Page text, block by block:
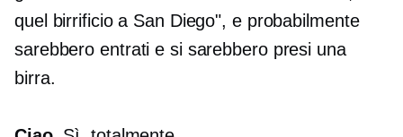
quel birrificio a San Diego", e probabilmente
sarebbero entrati e si sarebbero presi una
birra.